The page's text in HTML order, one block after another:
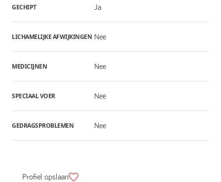
GECHIPT Ja
LICHAMELIJKE AFWIJKINGEN Nee
MEDICIJNEN Nee
SPECIAAL VOER Nee
GEDRAGSPROBLEMEN Nee
Profiel opslaan